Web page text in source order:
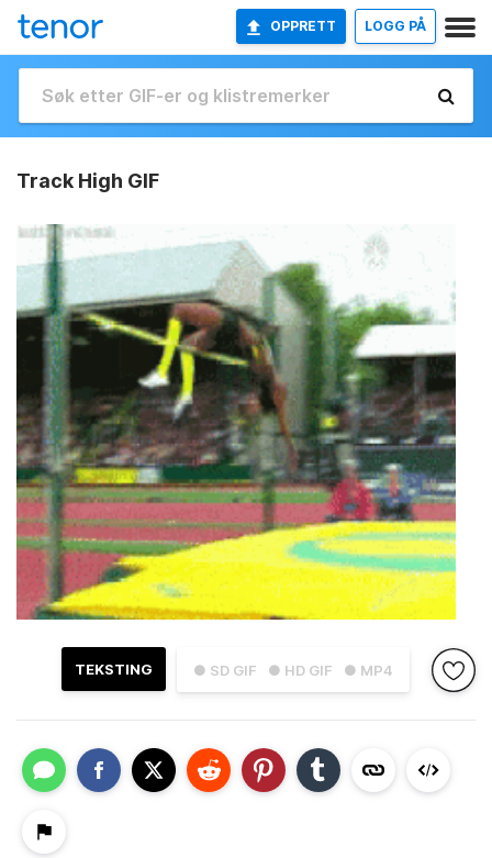
OPPRETT LOGG PÅ
Track High GIF
● SD GIF ● HD GIF ● MP4
TEKSTING